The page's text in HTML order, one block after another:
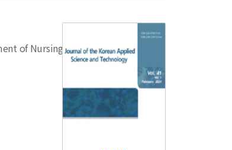
of Nursing Students